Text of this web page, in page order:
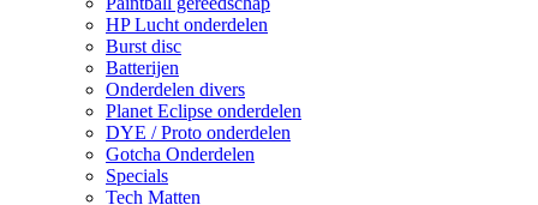
HP Lucht onderdelen
Burst disc
Batterijen
Onderdelen divers
Planet Eclipse onderdelen
DYE / Proto onderdelen
Gotcha Onderdelen
Specials
Tech Matten